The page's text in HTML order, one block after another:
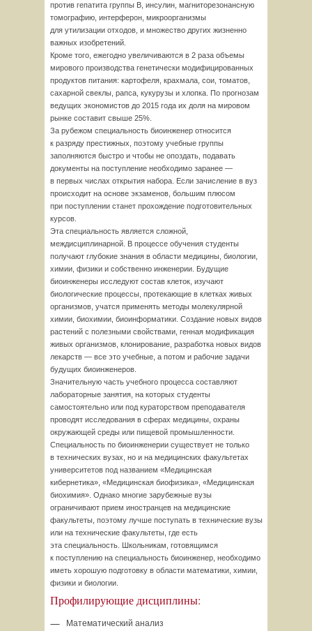
против гепатита группы В, инсулин, магниторезонансную
томографию, интерферон, микроорганизмы
для утилизации отходов, и множество других жизненно
важных изобретений.
Кроме того, ежегодно увеличиваются в 2 раза объемы
мирового производства генетически модифицированных
продуктов питания: картофеля, крахмала, сои, томатов,
сахарной свеклы, рапса, кукурузы и хлопка. По прогнозам
ведущих экономистов до 2015 года их доля на мировом
рынке составит свыше 25%.
За рубежом специальность биоинженер относится
к разряду престижных, поэтому учебные группы
заполняются быстро и чтобы не опоздать, подавать
документы на поступление необходимо заранее —
в первых числах открытия набора. Если зачисление в вуз
происходит на основе экзаменов, большим плюсом
при поступлении станет прохождение подготовительных
курсов.
Эта специальность является сложной,
междисциплинарной. В процессе обучения студенты
получают глубокие знания в области медицины, биологии,
химии, физики и собственно инженерии. Будущие
биоинженеры исследуют состав клеток, изучают
биологические процессы, протекающие в клетках живых
организмов, учатся применять методы молекулярной
химии, биохимии, биоинформатики. Создание новых видов
растений с полезными свойствами, генная модификация
живых организмов, клонирование, разработка новых видов
лекарств — все это учебные, а потом и рабочие задачи
будущих биоинженеров.
Значительную часть учебного процесса составляют
лабораторные занятия, на которых студенты
самостоятельно или под кураторством преподавателя
проводят исследования в сферах медицины, охраны
окружающей среды или пищевой промышленности.
Специальность по биоинженерии существует не только
в технических вузах, но и на медицинских факультетах
университетов под названием «Медицинская
кибернетика», «Медицинская биофизика», «Медицинская
биохимия». Однако многие зарубежные вузы
ограничивают прием иностранцев на медицинские
факультеты, поэтому лучше поступать в технические вузы
или на технические факультеты, где есть
эта специальность. Школьникам, готовящимся
к поступлению на специальность биоинженер, необходимо
иметь хорошую подготовку в области математики, химии,
физики и биологии.
Профилирующие дисциплины:
Математический анализ